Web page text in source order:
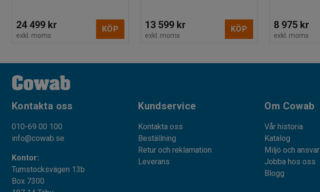
24 499 kr
exkl. moms
KÖP 13 599 kr
exkl. moms
KÖP 8 975 kr
exkl. moms
Kontakta oss
010-69 00 100
info@cowab.se
Kontor:
Tumstocksvägen 13b
Box 7300
Kundservice
Kontakta oss
Beställning
Retur och reklamation
Leverans
Om Cowab
Vår historia
Katalog
Miljö och ansvar
Jobba hos oss
Blogg